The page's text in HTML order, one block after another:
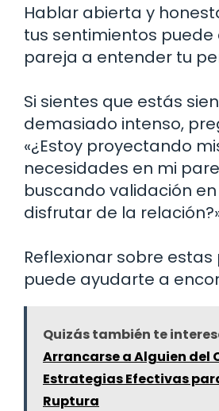
Hablar abierta y
tus sentimientos puede
pareja a entender tu
Si sientes que estás
demasiado intenso,
«¿Estoy proyectando
necesidades en mi
buscando validación
disfrutar de la
Reflexionar sobre
puede ayudarte a
Quizás también te
Arrancarse a Alguien del
Estrategias Efectivas
Ruptura